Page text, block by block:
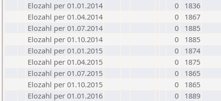
Elozahl per 01.01.2014
0
1836
Elozahl per 01.04.2014
0
1867
Elozahl per 01.07.2014
0
1885
Elozahl per 01.10.2014
0
1885
Elozahl per 01.01.2015
0
1874
Elozahl per 01.04.2015
0
1875
Elozahl per 01.07.2015
0
1865
Elozahl per 01.10.2015
0
1865
Elozahl per 01.01.2016
0
1889